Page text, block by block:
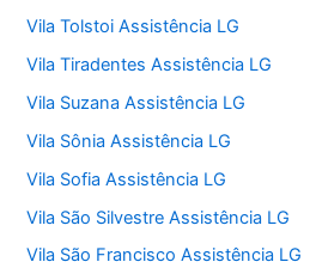
Vila Tolstoi Assistência LG
Vila Tiradentes Assistência LG
Vila Suzana Assistência LG
Vila Sônia Assistência LG
Vila Sofia Assistência LG
Vila São Silvestre Assistência LG
Vila São Francisco Assistência LG